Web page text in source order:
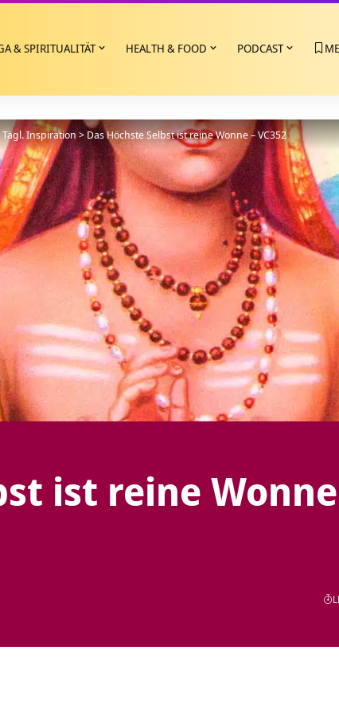
& SPIRITUALITÄT HEALTH & FOOD PODCAST
Tägl. Inspiration >Das Höchste Selbst ist reine Wonne – VC352
ist reine